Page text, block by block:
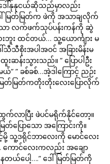
ဒေါ်နုနုငယ်ဆိုသည်မှာလည်း
မြတ်မြတ်က ဖဲကို အသာချလိုက်
က်သော လက်ဖက်သုပ်ပန်းကန်ကို ဆွဲ
ဘူး ထင်တယ်… သူ့ယောင်္ကျား မ
သီသီစိုးအပါအဝင် အခြားမိန်းမ
းဆန်းသွားသည်။ ” ပြောပါဦး
” ” ခစ်ခစ်…အဲ့ဒါကြောင့် ညဉ်း
တ်မြတ်ကတိုးတိုးလေးပြောလိုက်
လာပြီး ဖဲပင်မရိုက်နိုင်တော့။
ြတ်ပြောသော အကြောင်းကို။
မို့ သူ့ဒရိုင်ဘာလေးကို မောင်လေး
ကောင်လေးကလည်း အချော
တယ်ပေါ့….” ဒေါ်မြတ်မြတ်ကို